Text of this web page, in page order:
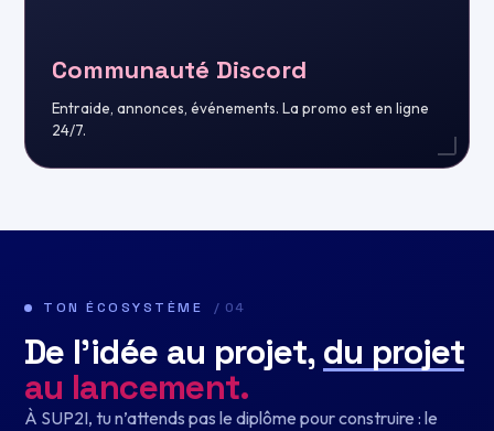
Communauté Discord
Entraide, annonces, événements. La promo est en ligne
24/7.
TON ÉCOSYSTÈME / 04
De l’idée au projet, du projet
au lancement.
À SUP2I, tu n’attends pas le diplôme pour construire : le